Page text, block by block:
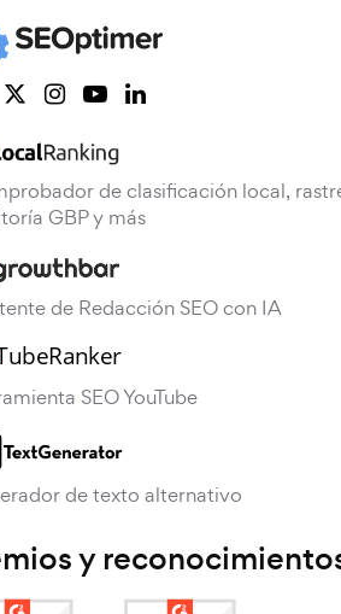
de clasificación local,
GBP y más
de Redacción SEO con IA
SEO YouTube
de texto alternativo
y